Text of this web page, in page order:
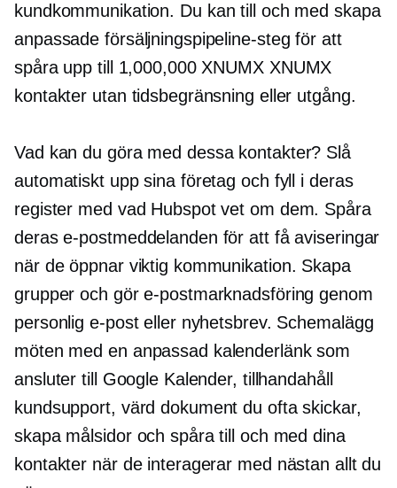
kundkommunikation. Du kan till och med skapa
anpassade försäljningspipeline-steg för att
spåra upp till 1,000,000 XNUMX XNUMX
kontakter utan tidsbegränsning eller utgång.
Vad kan du göra med dessa kontakter? Slå
automatiskt upp sina företag och fyll i deras
register med vad Hubspot vet om dem. Spåra
deras e-postmeddelanden för att få aviseringar
när de öppnar viktig kommunikation. Skapa
grupper och gör e-postmarknadsföring genom
personlig e-post eller nyhetsbrev. Schemalägg
möten med en anpassad kalenderlänk som
ansluter till Google Kalender, tillhandahåll
kundsupport, värd dokument du ofta skickar,
skapa målsidor och spåra till och med dina
kontakter när de interagerar med nästan allt du